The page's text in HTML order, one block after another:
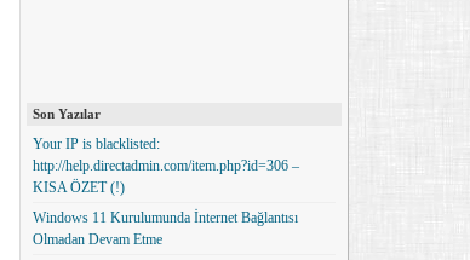
Son Yazılar
Your IP is blacklisted:
http://help.directadmin.com/item.php?id=306 –
KISA ÖZET (!)
Windows 11 Kurulumunda İnternet Bağlantısı
Olmadan Devam Etme